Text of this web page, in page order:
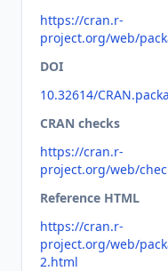
https://cran.r-
project.org/web/
DOI
10.32614/
CRAN checks
https://cran.r-
project.org/web/
Reference HTML
https://cran.r-
project.org/web/
2.html